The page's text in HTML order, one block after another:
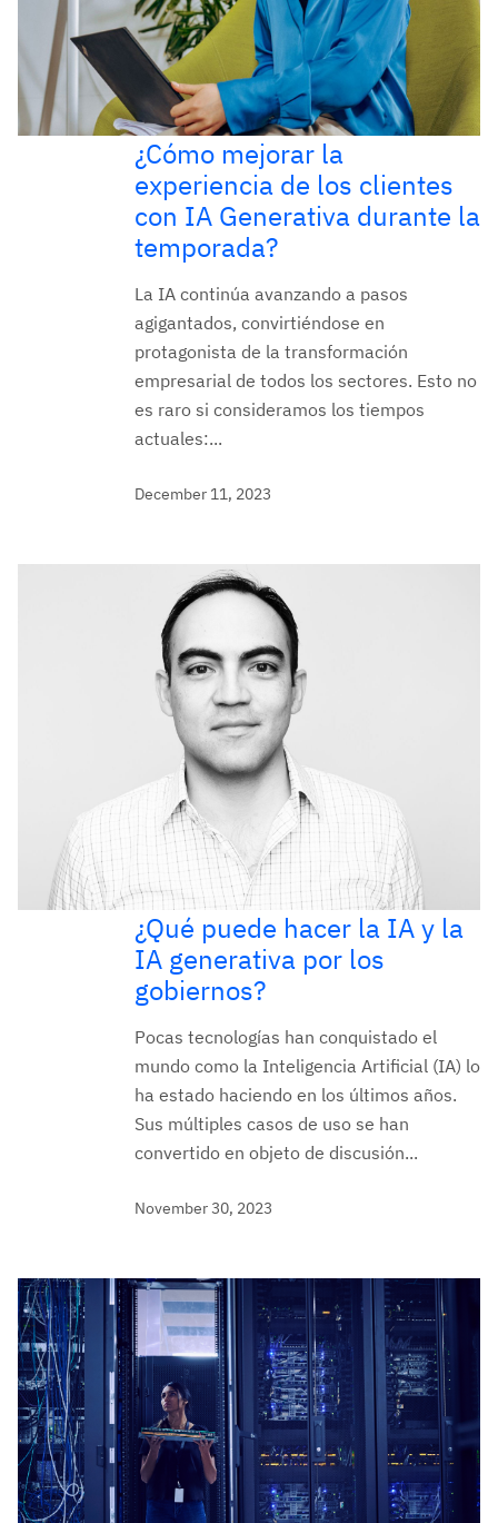
¿Cómo mejorar la
experiencia de los clientes
con IA Generativa durante la
temporada?
La IA continúa avanzando a pasos
agigantados, convirtiéndose en
protagonista de la transformación
empresarial de todos los sectores. Esto no
es raro si consideramos los tiempos
actuales:...
December 11, 2023
¿Qué puede hacer la IA y la
IA generativa por los
gobiernos?
Pocas tecnologías han conquistado el
mundo como la Inteligencia Artificial (IA) lo
ha estado haciendo en los últimos años.
Sus múltiples casos de uso se han
convertido en objeto de discusión...
November 30, 2023